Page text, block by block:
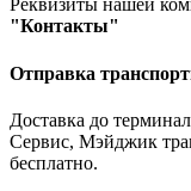
Реквизиты нашей
"Контакты"
Отправка
Доставка до
Сервис, Мэйджик
бесплатно.